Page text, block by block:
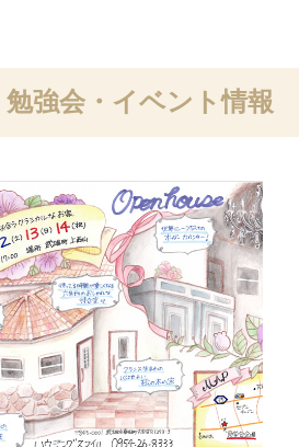
勉強会・イベント情報